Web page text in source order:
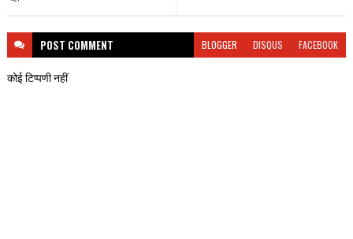
POST COMMENT BLOGGER DISQUS FACEBOOK
कोई टिप्पणी नहीं